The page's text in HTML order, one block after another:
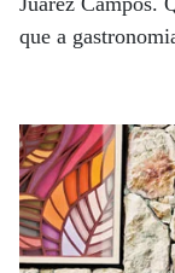
que a